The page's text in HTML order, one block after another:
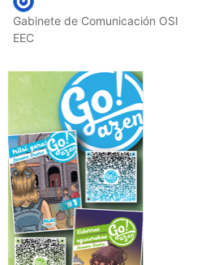
Gabinete de Comunicación OSI
EEC